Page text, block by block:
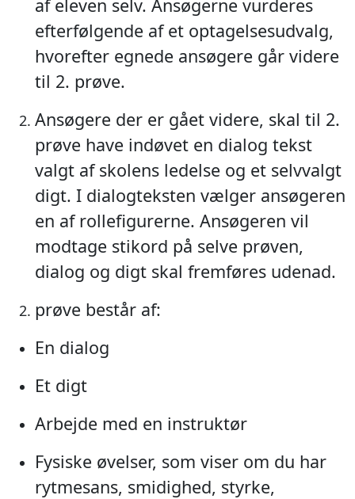
af eleven selv. Ansøgerne vurderes
efterfølgende af et optagelsesudvalg,
hvorefter egnede ansøgere går videre
til 2. prøve.
Ansøgere der er gået videre, skal til 2.
prøve have indøvet en dialog tekst
valgt af skolens ledelse og et selvvalgt
digt. I dialogteksten vælger ansøgeren
en af rollefigurerne. Ansøgeren vil
modtage stikord på selve prøven,
dialog og digt skal fremføres udenad.
prøve består af:
En dialog
Et digt
Arbejde med en instruktør
Fysiske øvelser, som viser om du har
rytmesans, smidighed, styrke,